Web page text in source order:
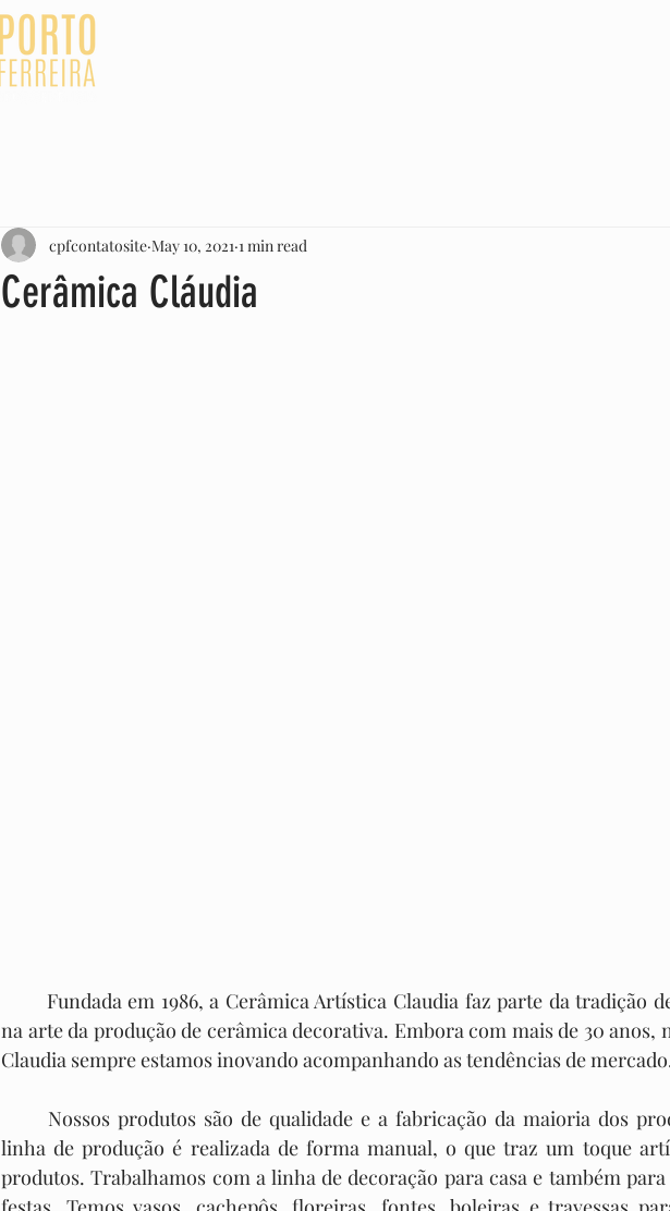
Cerâmica Cláudia
cpfcontatosite May 10, 2021 1 min read
na arte da produção de cerâmica decorativa. Embora com mais de 30 anos,
Claudia sempre estamos inovando acompanhando as tendências de
linha de produção é realizada de forma manual, o que traz um toque
produtos. Trabalhamos com a linha de decoração para casa e também